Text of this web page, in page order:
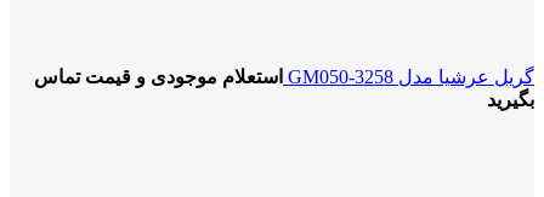
گریل عرشیا مدل GM050-3258
استعلام موجودی و قیمت تماس
بگیرید